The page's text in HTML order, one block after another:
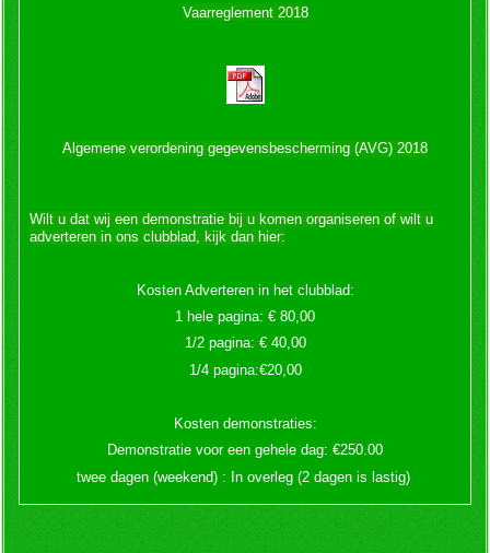
Vaarreglement 2018
Algemene verordening gegevensbescherming (AVG) 2018
Wilt u dat wij een demonstratie bij u komen organiseren of wilt u
adverteren in ons clubblad, kijk dan hier:
Kosten Adverteren in het clubblad:
1 hele pagina: € 80,00
1/2 pagina: € 40,00
1/4 pagina:€20,00
Kosten demonstraties:
Demonstratie voor een gehele dag: €250.00
twee dagen (weekend) : In overleg (2 dagen is lastig)